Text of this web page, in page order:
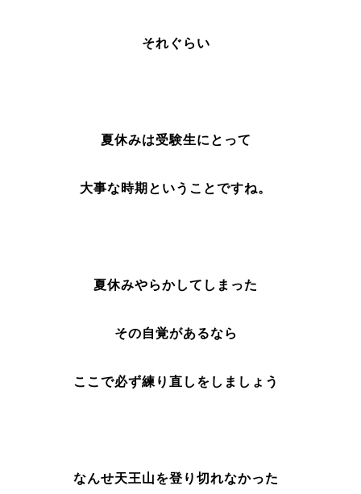
それぐらい
夏休みは受験生にとって
大事な時期ということですね。
夏休みやらかしてしまった
その自覚があるなら
ここで必ず練り直しをしましょう
なんせ天王山を登り切れなかった